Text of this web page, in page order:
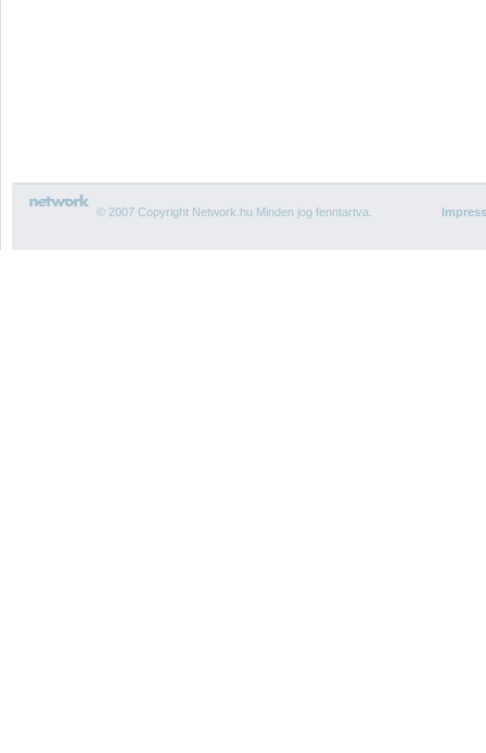
© 2007 Copyright Network.hu Minden jog fenntartva.